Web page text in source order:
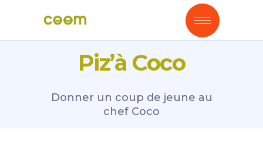
Piz’à Coco
Donner un coup de jeune au
chef Coco